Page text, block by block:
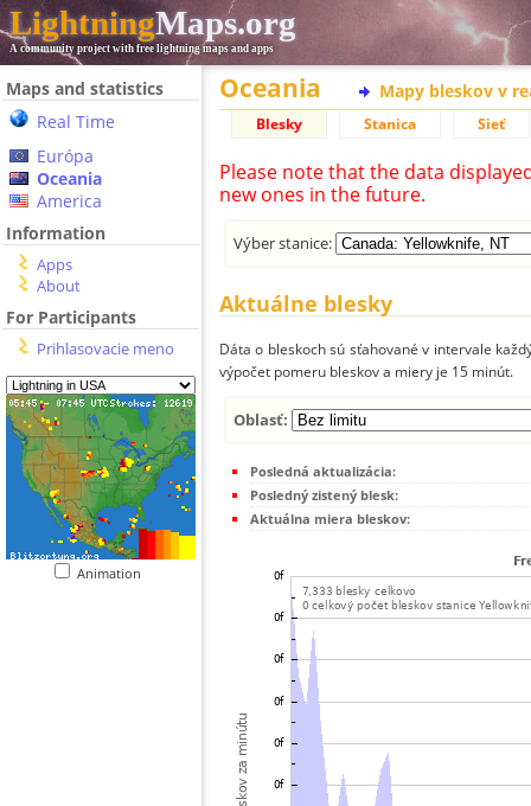
LightningMaps.org
A community project with free lightning maps and apps
Maps and statistics
Real Time
Európa
Oceania
America
Information
Apps
About
For Participants
Prihlasovacie meno
Animation
Oceania Mapy bleskov v
Blesky Stanica Sieť
Please note that the data
new ones in the future.
Výber stanice:
Aktuálne blesky
Dáta o bleskoch sú sťahované v intervale
výpočet pomeru bleskov a miery je 15 minút.
Oblasť:
Posledná aktualizácia:
Posledný zistený blesk:
Aktuálna miera bleskov: